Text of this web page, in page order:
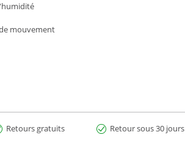
mouvement
Retours gratuits Retour sous 30 jours